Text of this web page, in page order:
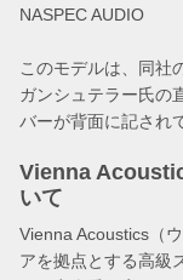
NASPEC AUDIO
このモデルは、同社
ガンシュテラー氏の
バーが背面に記され
Vienna
いて
Vienna Acoustics（
アを拠点とする高級